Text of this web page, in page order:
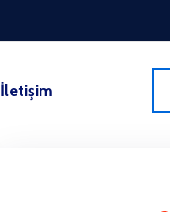
İletişim